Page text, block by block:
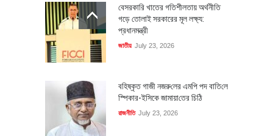
বেসরকারি খাতের গতিশীলতায় অর্থনীতি
গড়ে তোলাই সরকারের মূল লক্ষ্য:
প্রধানমন্ত্রী
জাতীয় July 23, 2026
বহিষ্কৃত গাজী নজরু‌লের এম‌পি পদ বা‌তি‌লে
স্পিকার-ইসিকে জামায়া‌তের চি‌ঠি
রাজনীতি July 23, 2026